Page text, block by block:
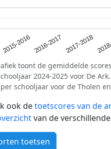
2015-2016 2016-2017 2017-2018
toont de gemiddelde
2024-2025 voor De
schooljaar voor de Tholen
ook detoetscores van de
van de
toetsen